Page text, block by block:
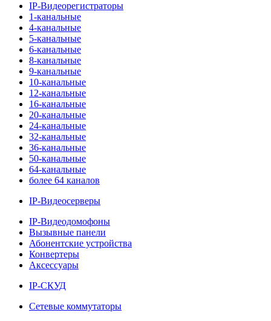
IP-Видеорегистраторы
1-канальные
4-канальные
5-канальные
6-канальные
8-канальные
9-канальные
10-канальные
12-канальные
16-канальные
20-канальные
24-канальные
32-канальные
36-канальные
50-канальные
64-канальные
более 64 каналов
IP-Видеосерверы
IP-Видеодомофоны
Вызывные панели
Абонентские устройства
Конвертеры
Аксессуары
IP-СКУД
Сетевые коммутаторы